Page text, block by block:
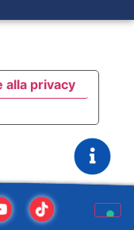
alla privacy